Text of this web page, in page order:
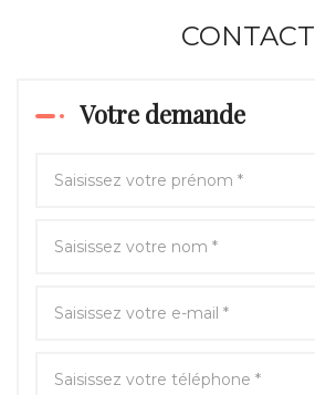
CONTACT
Votre demande